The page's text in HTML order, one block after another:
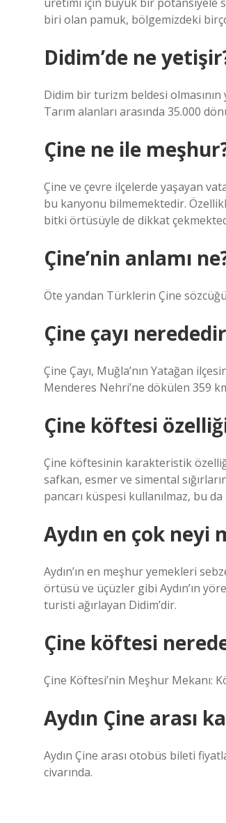
biri olan pamuk, bölgemizdeki
Didim’de ne
Didim bir turizm beldesi olmasının
Tarım alanları arasında 35.000
Çine ne ile
Çine ve çevre ilçelerde yaşayan
bu kanyonu bilmemektedir.
bitki örtüsüyle de dikkat
Çine’nin anlamı
Öte yandan Türklerin Çine
Çine çayı
Çine Çayı, Muğla’nın Yatağan
Menderes Nehri’ne dökülen 359
Çine köftesi
Çine köftesinin karakteristik
safkan, esmer ve simental
pancarı küspesi kullanılmaz, bu
Aydın en çok neyi
Aydın’ın en meşhur yemekleri
örtüsü ve üçüzler gibi Aydın’ın
turisti ağırlayan Didim’dir.
Çine köftesi
Çine Köftesi’nin Meşhur Mekanı:
Aydın Çine arası
Aydın Çine arası otobüs bileti
civarında.